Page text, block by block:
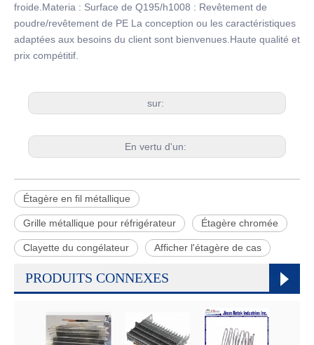
froide.Materia : Surface de Q195/h1008 : Revêtement de
poudre/revêtement de PE La conception ou les caractéristiques
adaptées aux besoins du client sont bienvenues.Haute qualité et
prix compétitif.
sur:
En vertu d'un:
Étagère en fil métallique
Grille métallique pour réfrigérateur Étagère chromée
Clayette du congélateur Afficher l'étagère de cas
PRODUITS CONNEXES